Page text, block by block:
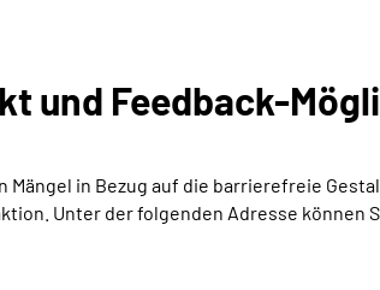
und Feedback-
Mängel in Bezug auf die barrierefreie
Unter der folgenden Adresse können